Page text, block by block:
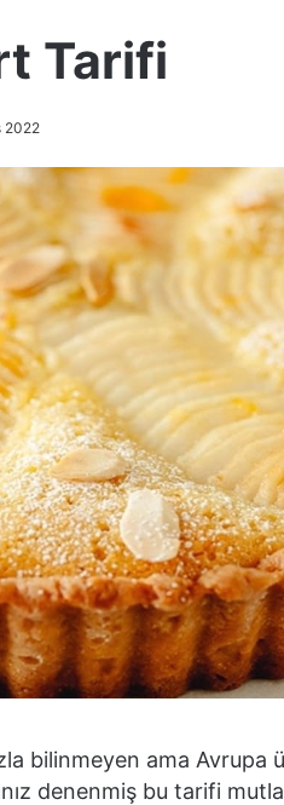
Tarifi
2022
bilinmeyen ama
denenmiş bu tarifi